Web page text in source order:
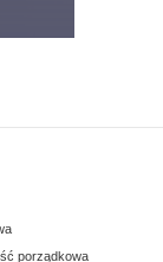
porządkowa